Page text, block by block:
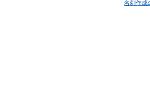
名刺作成